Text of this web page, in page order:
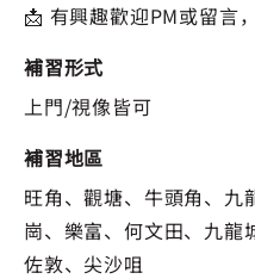
📩 有興趣歡迎PM或留言
補習形式
上門/視像皆可
補習地區
旺角、觀塘、牛頭角、九
崗、樂富、何文田、九龍
佐敦、尖沙咀